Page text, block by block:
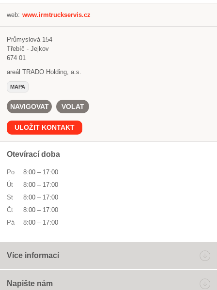
web: www.irmtruckservis.cz
Průmyslová 154
Třebíč - Jejkov
674 01
areál TRADO Holding, a.s.
MAPA
NAVIGOVAT VOLAT
ULOŽIT KONTAKT
Otevírací doba
Po 8:00 – 17:00
Út
8:00 – 17:00
St
8:00 – 17:00
Čt
8:00 – 17:00
Pá
8:00 – 17:00
Více informací
Napište nám